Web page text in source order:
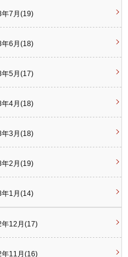
7月(19)
6月(18)
5月(17)
4月(18)
3月(18)
2月(19)
1月(14)
年12月(17)
年11月(16)